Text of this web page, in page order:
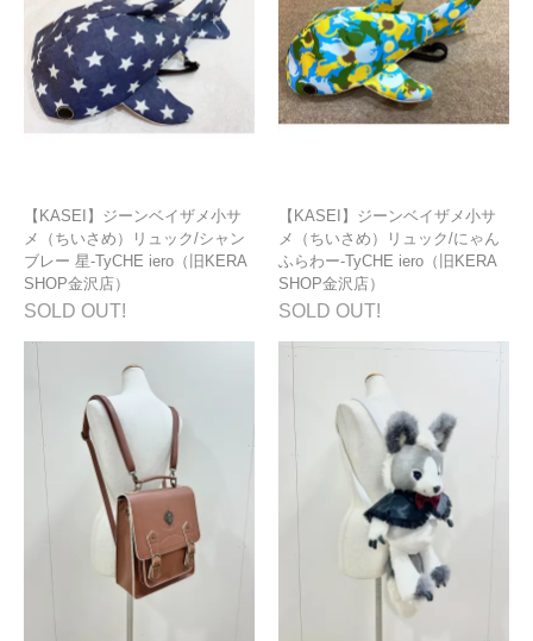
【KASEI】ジーンベイザメ小サ
メ（ちいさめ）リュック/シャン
ブレー 星-TyCHE iero（旧KERA
SHOP金沢店）
SOLD OUT!
【KASEI】ジーンベイザメ小サ
メ（ちいさめ）リュック/にゃん
ふらわー-TyCHE iero（旧KERA
SHOP金沢店）
SOLD OUT!